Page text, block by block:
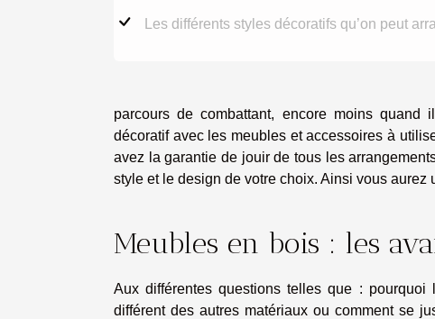
Les différents styles décoratifs qu’on peut
parcours de combattant, encore moins quand
décoratif avec les meubles et accessoires à
avez la garantie de jouir de tous les
style et le design de votre choix. Ainsi vous aurez
Meubles en bois : les
Aux différentes questions telles que :
différent des autres matériaux ou comment se